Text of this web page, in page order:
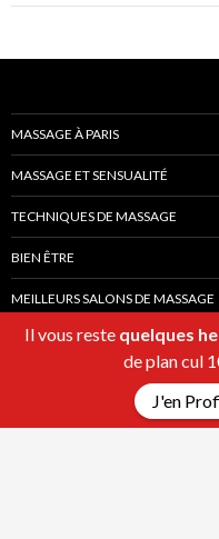
MASSAGE À PARIS
MASSAGE ET SENSUALITÉ
TECHNIQUES DE MASSAGE
BIEN ÊTRE
MEILLEURS SALONS DE MASSAGE
Fièrement propulsé par
Il vous reste quelques
de plan cul
J'en